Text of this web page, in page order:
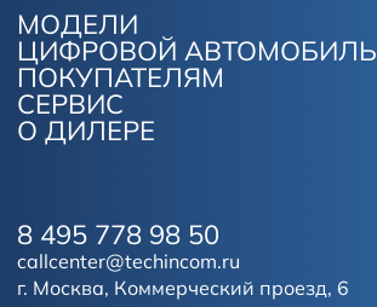
МОДЕЛИ
ЦИФРОВОЙ АВТОМОБИЛЬ
ПОКУПАТЕЛЯМ
СЕРВИС
О ДИЛЕРЕ
г. Москва, Коммерческий проезд, 6
8 495 778 98 50
callcenter@techincom.ru